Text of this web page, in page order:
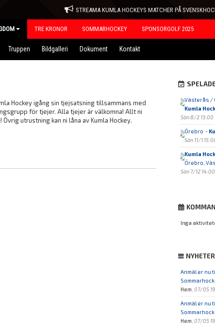
STREAMA KUMLA HOCKEYS MATCHER PÅ
TRE KRONOR SOMMARHOCKEY SPONSORGOLF 2025
Truppen Bildgalleri Dokument Kontakt
Hockey igång sin tjejsatsning tillsammans med
för tjejer. Alla tjejer är välkomna! Allt ni
utrustning kan ni låna av Kumla Hockey.
Västerås /
Kumla
Sön 8/2 13:00
Örebro -
Sön 11/1
Kumla
Örebro,
Sön 7/12 14:00
Inga
Anmäl er nu
Hem 07/05
Anmäl er nu
Hem 07/05